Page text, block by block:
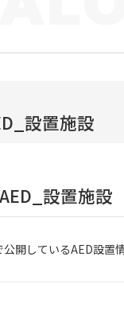
設置施設
設置施設
開しているAED設置